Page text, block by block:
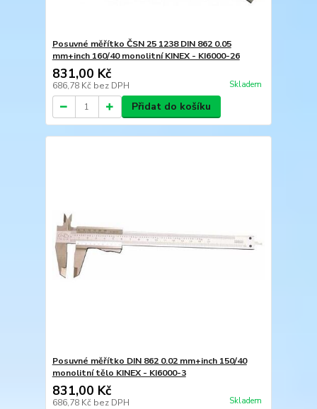
Posuvné měřítko ČSN 25 1238 DIN 862 0.05
mm+inch 160/40 monolitní KINEX - KI6000-26
831,00 Kč
686,78 Kč bez DPH Skladem
Přidat do košíku
Posuvné měřítko DIN 862 0.02 mm+inch 150/40
monolitní tělo KINEX - KI6000-3
831,00 Kč
686,78 Kč bez DPH Skladem